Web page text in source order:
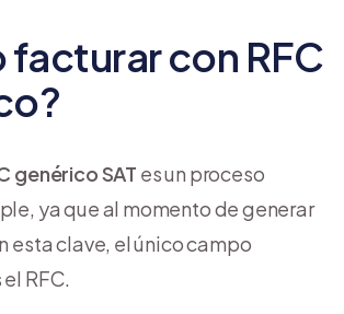
facturar con RFC
genérico SAT es un proceso
ya que al momento de generar
esta clave, el único campo
RFC.